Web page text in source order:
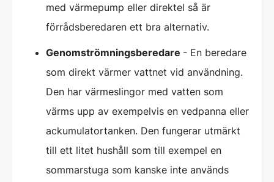
med värmepump eller direktel så är
förrådsberedaren ett bra alternativ.
Genomströmningsberedare - En beredare
som direkt värmer vattnet vid användning.
Den har värmeslingor med vatten som
värms upp av exempelvis en vedpanna eller
ackumulatortanken. Den fungerar utmärkt
till ett litet hushåll som till exempel en
sommarstuga som kanske inte används